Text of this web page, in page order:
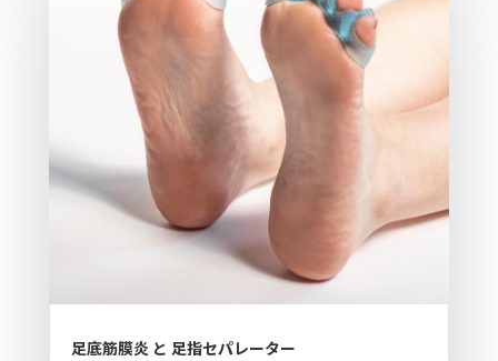
足底筋膜炎 と 足指セパレーター